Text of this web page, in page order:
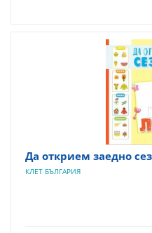
Да открием заедно
КЛЕТ БЪЛГАРИЯ